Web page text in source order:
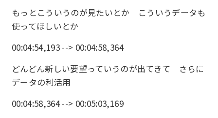
もっとこういうのが見たいとか こういうデータも
使ってほしいとか
00:04:54,193 --> 00:04:58,364
どんどん新しい要望っていうのが出てきて さらに
データの利活用
00:04:58,364 --> 00:05:03,169